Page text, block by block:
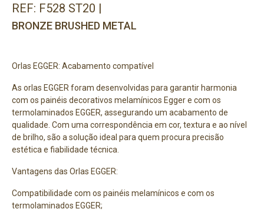
REF: F528 ST20 |
BRONZE BRUSHED METAL
Orlas EGGER: Acabamento compatível
As orlas EGGER foram desenvolvidas para garantir harmonia
com os painéis decorativos melamínicos Egger e com os
termolaminados EGGER, assegurando um acabamento de
qualidade. Com uma correspondência em cor, textura e ao nível
de brilho, são a solução ideal para quem procura precisão
estética e fiabilidade técnica.
Vantagens das Orlas EGGER:
Compatibilidade com os painéis melamínicos e com os
termolaminados EGGER;